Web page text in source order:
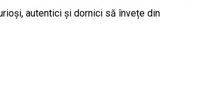
autentici și dornici să învețe din